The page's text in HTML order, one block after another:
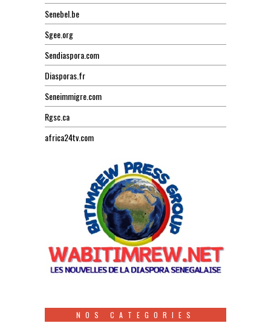
Senebel.be
Sgee.org
Sendiaspora.com
Diasporas.fr
Seneimmigre.com
Rgsc.ca
africa24tv.com
NOS CATEGORIES